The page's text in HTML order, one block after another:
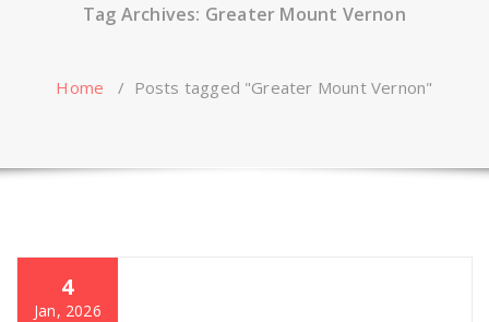
Tag Archives: Greater Mount Vernon
Home / Posts tagged "Greater Mount Vernon"
4
Jan, 2026